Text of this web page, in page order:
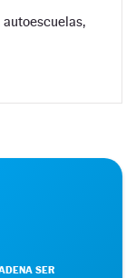
SER